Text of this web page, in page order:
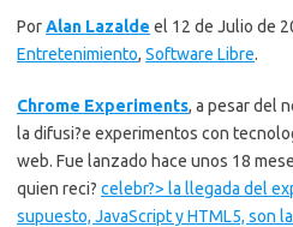
PorAlan Lazalde el 12 de Julio de
Entretenimiento, Software Libre.
Chrome Experiments, a pesar del
la difusi?e experimentos con
web. Fue lanzado hace unos 18
quien reci? celebr?> la llegada del
supuesto, JavaScript y HTML5, son